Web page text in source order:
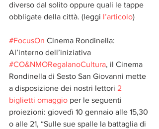
diverso dal solito oppure quali le tappe
obbligate della città. (leggi l’articolo)
#FocusOn Cinema Rondinella:
Al’interno dell’iniziativa
#CO&NMORegalanoCultura, il Cinema
Rondinella di Sesto San Giovanni mette
a disposizione dei nostri lettori 2
biglietti omaggio per le seguenti
proiezioni: giovedì 10 gennaio alle 15,30
o alle 21, “Sulle sue spalle la battaglia di